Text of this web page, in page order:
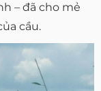
– đã cho mẻ
cầu.